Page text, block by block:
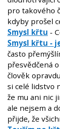
pro takového
kdyby prošel
Smysl křtu -
Smysl křtu -
často
přesvědčená
člověk
si celé lidstvo
že mu ani nic
ale nejsem a
přijde, že